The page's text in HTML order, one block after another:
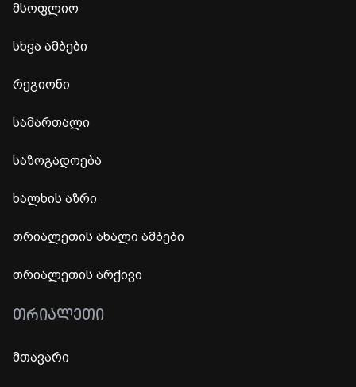
მსოფლიო
სხვა ამბები
რეგიონი
სამართალი
საზოგადოება
ხალხის აზრი
თრიალეთის ახალი ამბები
თრიალეთის არქივი
ᲗᲠᲘᲐᲚᲔᲗᲘ
მთავარი